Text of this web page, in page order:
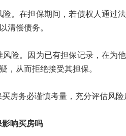
在担保期间，若债权人通过法
清偿债务。
。因为已有担保记录，在为他
，从而拒绝接受其担保。
务必谨慎考量，充分评估风险
响买房吗